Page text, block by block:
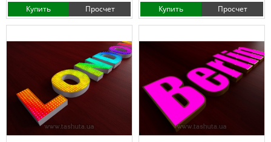
Купить
Просчет
Купить
Просчет